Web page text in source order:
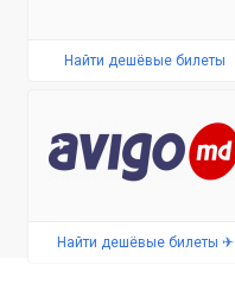
Найти дешёвые билеты
Найти дешёвые билеты ✈